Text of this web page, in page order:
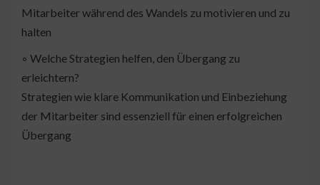
Mitarbeiter während des Wandels zu motivieren und zu
halten
◦ Welche Strategien helfen, den Übergang zu
erleichtern?
Strategien wie klare Kommunikation und Einbeziehung
der Mitarbeiter sind essenziell für einen erfolgreichen
Übergang